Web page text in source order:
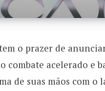
o prazer de
combate acelerado e
de suas mãos com